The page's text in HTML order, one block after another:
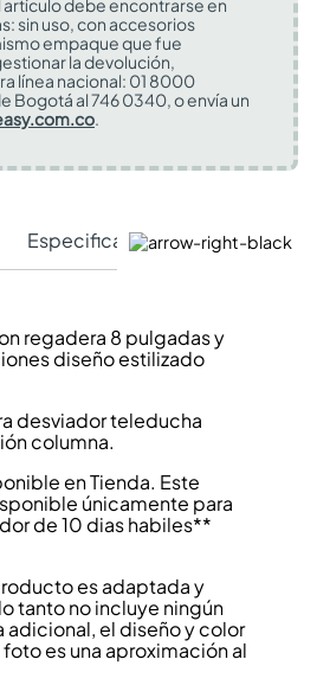
debe encontrarse en
sin uso, con accesorios
empaque que fue
la devolución,
línea nacional: 01 8000
Bogotá al 746 0340, o envía un
.
Especificaciones Técnicas
regadera 8 pulgadas y
diseño estilizado
desviador teleducha
columna.
en Tienda. Este
únicamente para
de 10 dias habiles**
es adaptada y
tanto no incluye ningún
adicional, el diseño y color
es una aproximación al